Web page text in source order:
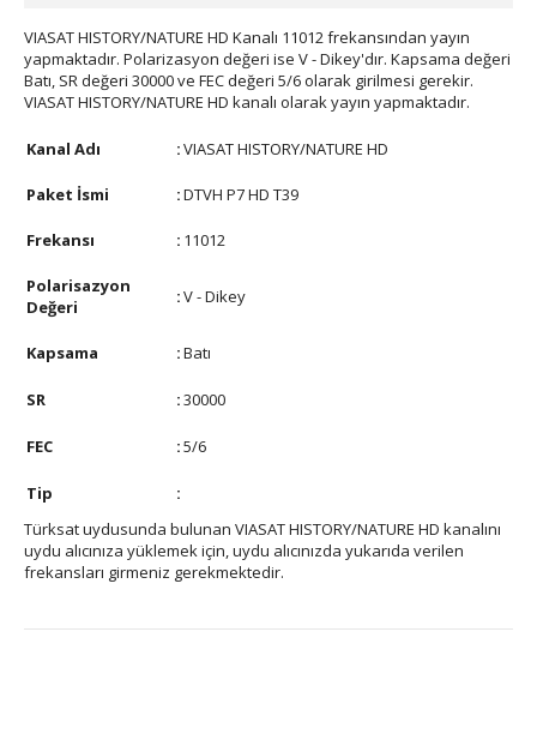
VIASAT HISTORY/NATURE HD Kanalı 11012 frekansından yayın
yapmaktadır. Polarizasyon değeri ise V - Dikey'dır. Kapsama değeri
Batı, SR değeri 30000 ve FEC değeri 5/6 olarak girilmesi gerekir.
VIASAT HISTORY/NATURE HD kanalı olarak yayın yapmaktadır.
Kanal Adı :VIASAT HISTORY/NATURE HD
Paket İsmi :DTVH P7 HD T39
Frekansı : 11012
Polarisazyon
Değeri
:V - Dikey
Kapsama :Batı
SR :30000
FEC :5/6
Tip
:
Türksat uydusunda bulunan VIASAT HISTORY/NATURE HD kanalını
uydu alıcınıza yüklemek için, uydu alıcınızda yukarıda verilen
frekansları girmeniz gerekmektedir.